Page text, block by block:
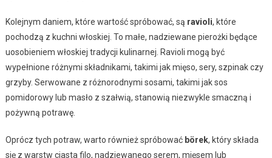
Kolejnym daniem, które wartość spróbować, są ravioli, które
pochodzą z kuchni włoskiej. To małe, nadziewane pierożki będące
uosobieniem włoskiej tradycji kulinarnej. Ravioli mogą być
wypełnione różnymi składnikami, takimi jak mięso, sery, szpinak czy
grzyby. Serwowane z różnorodnymi sosami, takimi jak sos
pomidorowy lub masło z szałwią, stanowią niezwykle smaczną i
pożywną potrawę.
Oprócz tych potraw, warto również spróbować börek, który składa
się z warstw ciasta filo, nadziewanego serem, mięsem lub